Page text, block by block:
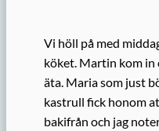
Vi höll på med
köket. Martin kom in
äta. Maria som just
kastrull fick honom
bakifrån och jag